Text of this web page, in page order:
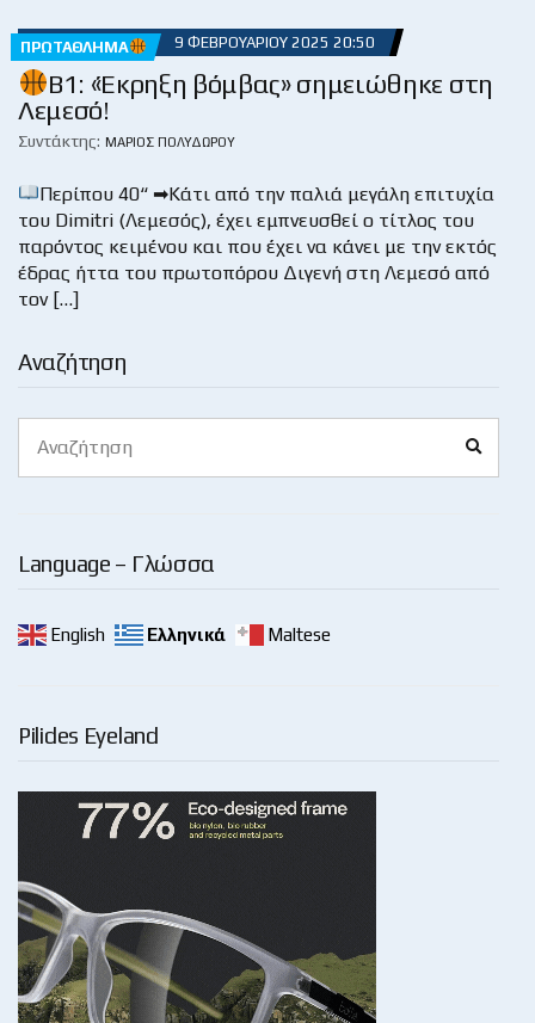
Αναζήτηση
for:
Language – Γλώσσα
English Ελληνικά Maltese
Pilides Eyeland
ΠΡΩΤΆΘΛΗΜΑ 9 ΦΕΒΡΟΥΑΡΊΟΥ 2025 20:50
B1: «Έκρηξη βόμβας» σημειώθηκε στη
Λεμεσό!
Συντάκτης: ΜΆΡΙΟΣ ΠΟΛΥΔΏΡΟΥ
Περίπου 40“ ➡Κάτι από την παλιά μεγάλη επιτυχία
του Dimitri (Λεμεσός), έχει εμπνευσθεί ο τίτλος του
παρόντος κειμένου και που έχει να κάνει με την εκτός
έδρας ήττα του πρωτοπόρου Διγενή στη Λεμεσό από
τον […]